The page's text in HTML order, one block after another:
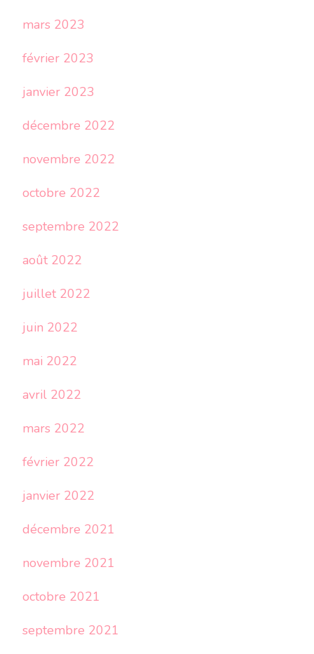
mars 2023
février 2023
janvier 2023
décembre 2022
novembre 2022
octobre 2022
septembre 2022
août 2022
juillet 2022
juin 2022
mai 2022
avril 2022
mars 2022
février 2022
janvier 2022
décembre 2021
novembre 2021
octobre 2021
septembre 2021